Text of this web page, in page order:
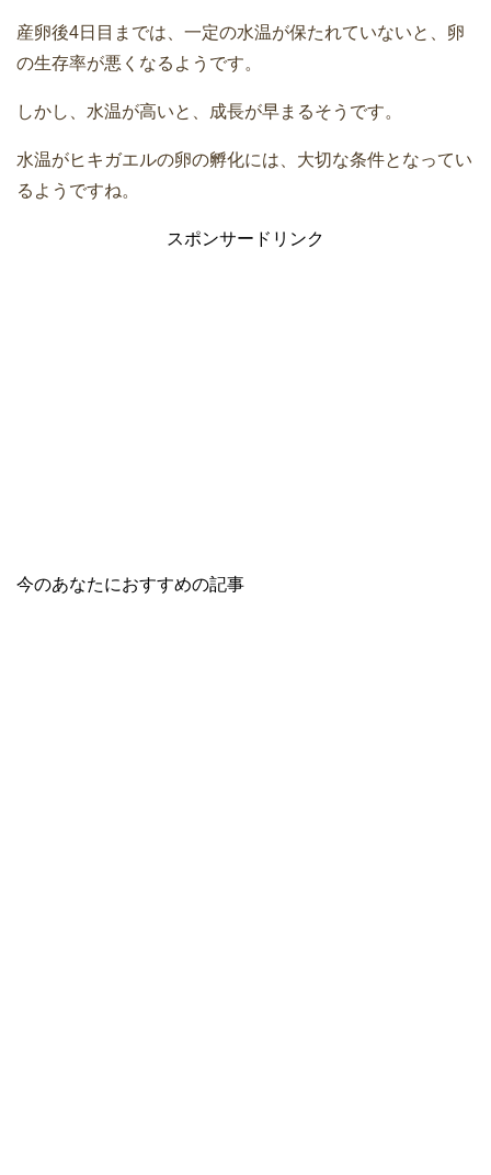
産卵後4日目までは、一定の水温が保たれていないと、卵
の生存率が悪くなるようです。
しかし、水温が高いと、成長が早まるそうです。
水温がヒキガエルの卵の孵化には、大切な条件となってい
るようですね。
スポンサードリンク
今のあなたにおすすめの記事